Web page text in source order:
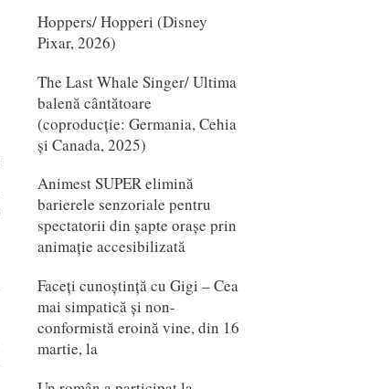
Hoppers/ Hopperi (Disney
Pixar, 2026)
The Last Whale Singer/ Ultima
balenă cântătoare
(coproducție: Germania, Cehia
și Canada, 2025)
Animest SUPER elimină
barierele senzoriale pentru
spectatorii din șapte orașe prin
animație accesibilizată
Faceți cunoștință cu Gigi – Cea
mai simpatică și non-
conformistă eroină vine, din 16
martie, la